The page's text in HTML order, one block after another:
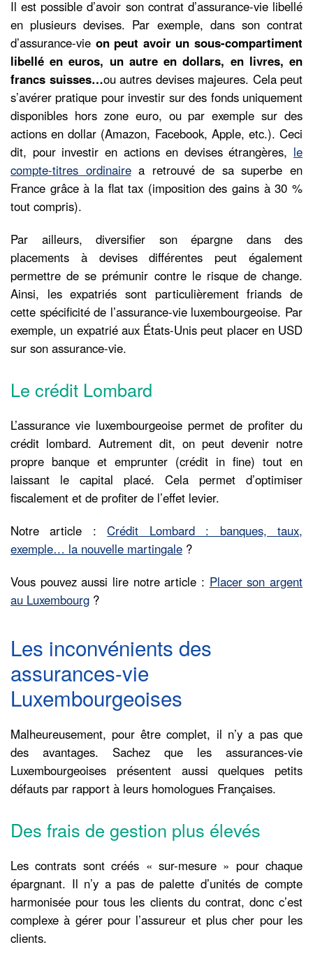
Il est possible d’avoir son contrat d’assurance-vie libellé
en plusieurs devises. Par exemple, dans son contrat
d’assurance-vie on peut avoir un sous-compartiment
libellé en euros, un autre en dollars, en livres, en
francs suisses…ou autres devises majeures. Cela peut
s’avérer pratique pour investir sur des fonds uniquement
disponibles hors zone euro, ou par exemple sur des
actions en dollar (Amazon, Facebook, Apple, etc.). Ceci
dit, pour investir en actions en devises étrangères, le
compte-titres ordinairea retrouvé de sa superbe en
France grâce à la flat tax (imposition des gains à 30 %
tout compris).
Par ailleurs, diversifier son épargne dans des
placements à devises différentes peut également
permettre de se prémunir contre le risque de change.
Ainsi, les expatriés sont particulièrement friands de
cette spécificité de l’assurance-vie luxembourgeoise. Par
exemple, un expatrié aux États-Unis peut placer en USD
sur son assurance-vie.
Le crédit Lombard
L’assurance vie luxembourgeoise permet de profiter du
crédit lombard. Autrement dit, on peut devenir notre
propre banque et emprunter (crédit in fine) tout en
laissant le capital placé. Cela permet d’optimiser
fiscalement et de profiter de l’effet levier.
Notre article :Crédit Lombard : banques, taux,
exemple… la nouvelle martingale ?
Vous pouvez aussi lire notre article : Placer son argent
au Luxembourg ?
Les inconvénients des
assurances-vie
Luxembourgeoises
Malheureusement, pour être complet, il n’y a pas que
des avantages. Sachez que les assurances-vie
Luxembourgeoises présentent aussi quelques petits
défauts par rapport à leurs homologues Françaises.
Des frais de gestion plus élevés
Les contrats sont créés « sur-mesure » pour chaque
épargnant. Il n’y a pas de palette d’unités de compte
harmonisée pour tous les clients du contrat, donc c’est
complexe à gérer pour l’assureur et plus cher pour les
clients.